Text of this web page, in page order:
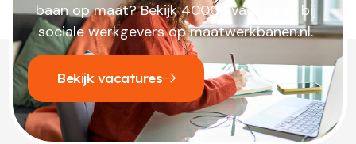
baan op maat? Bekijk 4000+ vacatures bij
sociale werkgevers op maatwerkbanen.nl.
Bekijk vacatures